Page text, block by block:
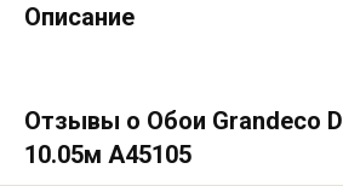
Описание
Отзывы о Обои Grandeco
10.05м А45105